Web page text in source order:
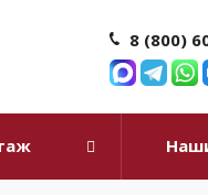
8 (800)